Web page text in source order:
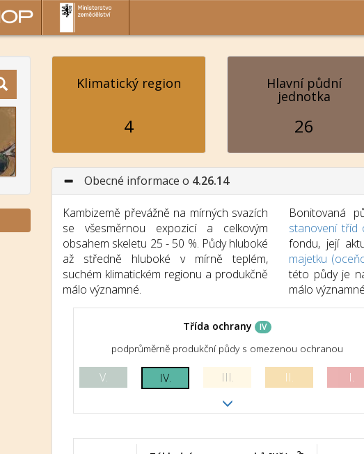
Klimatický region
4
Hlavní půdní
jednotka
26
Obecné informace o 4.26.14
Kambizemě převážně na mírných svazích
se všesměrnou expozicí a celkovým
obsahem skeletu 25 - 50 %. Půdy hluboké
až středně hluboké v mírně teplém,
suchém klimatickém regionu a produkčně
málo významné.
Bonitovaná
stanovení tříd
fondu, její
majetku
této půdy je
málo
Třída ochrany IV
podprůměrně produkční půdy s omezenou ochranou
V. IV. III. II. I.